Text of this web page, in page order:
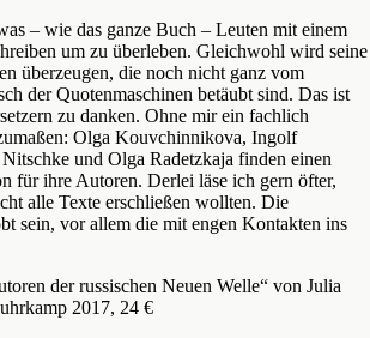
– wie das ganze Buch – Leuten mit einem
um zu überleben. Gleichwohl wird seine
überzeugen, die noch nicht ganz vom
der Quotenmaschinen betäubt sind. Das ist
zu danken. Ohne mir ein fachlich
Olga Kouvchinnikova, Ingolf
und Olga Radetzkaja finden einen
für ihre Autoren. Derlei läse ich gern öfter,
alle Texte erschließen wollten. Die
sein, vor allem die mit engen Kontakten ins
der russischen Neuen Welle“ von Julia
2017, 24 €